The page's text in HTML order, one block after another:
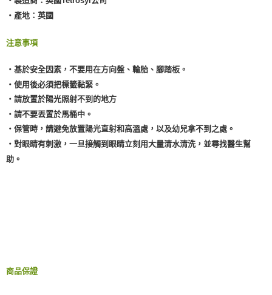
‧產地：英國
注意事項
‧基於安全因素，不要用在方向盤、輪胎、腳踏板。
‧使用後必須把標籤黏緊。
‧請放置於陽光照射不到的地方
‧請不要丟置於馬桶中。
‧保管時，請避免放置陽光直射和高溫處，以及幼兒拿不到之處。
‧對眼睛有刺激，一旦接觸到眼睛立刻用大量清水清洗，並尋找醫生幫
助。
商品保證